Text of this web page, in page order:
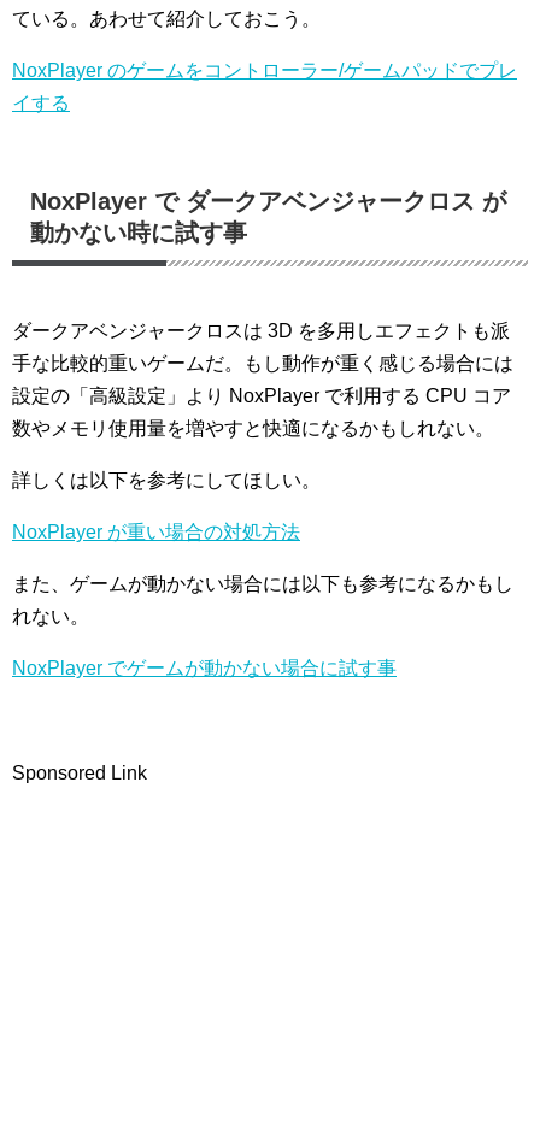
ている。あわせて紹介しておこう。
NoxPlayer のゲームをコントローラー/ゲームパッドでプレ
イする
NoxPlayer で ダークアベンジャークロス が
動かない時に試す事
ダークアベンジャークロスは 3D を多用しエフェクトも派
手な比較的重いゲームだ。もし動作が重く感じる場合には
設定の「高級設定」より NoxPlayer で利用する CPU コア
数やメモリ使用量を増やすと快適になるかもしれない。
詳しくは以下を参考にしてほしい。
NoxPlayer が重い場合の対処方法
また、ゲームが動かない場合には以下も参考になるかもし
れない。
NoxPlayer でゲームが動かない場合に試す事
Sponsored Link